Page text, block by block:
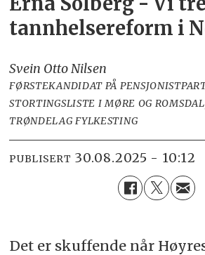
tannhelsereform i
Svein Otto Nilsen
FØRSTEKANDIDAT PÅ
STORTINGSLISTE I MØRE OG
TRØNDELAG FYLKESTING
PUBLISERT 30.08.2025 - 10:12
Det er skuffende når